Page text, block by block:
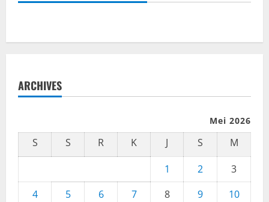
ARCHIVES
Mei 2026
S S R K J S
M
1
2
3
4
5 6 7 8 9
10